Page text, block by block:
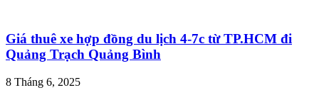
Giá thuê xe hợp đồng du lịch 4-7c từ TP.HCM đi
Quảng Trạch Quảng Bình
8 Tháng 6, 2025